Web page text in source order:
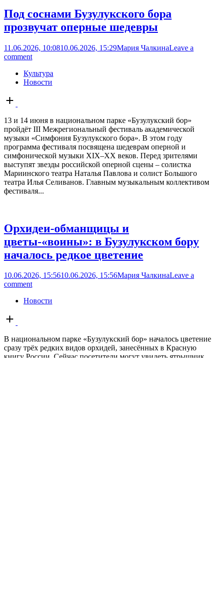
Под соснами Бузулукского бора
прозвучат оперные шедевры
11.06.2026, 10:0810.06.2026, 15:29Мария ЧалкинаLeave a
comment
Культура
Новости
Open
post
13 и 14 июня в национальном парке «Бузулукский бор»
пройдёт III Межрегиональный фестиваль академической
музыки «Симфония Бузулукского бора». В этом году
программа фестиваля посвящена шедеврам оперной и
симфонической музыки XIX–XX веков. Перед зрителями
выступят звезды российской оперной сцены – солистка
Мариинского театра Наталья Павлова и солист Большого
театра Илья Селиванов. Главным музыкальным коллективом
фестиваля...
Орхидеи-обманщицы и
цветы-«воины»: в Бузулукском бору
началось редкое цветение
10.06.2026, 15:5610.06.2026, 15:56Мария ЧалкинаLeave a
comment
Новости
Open
post
В национальном парке «Бузулукский бор» началось цветение
сразу трёх редких видов орхидей, занесённых в Красную
книгу России. Сейчас посетители могут увидеть ятрышник